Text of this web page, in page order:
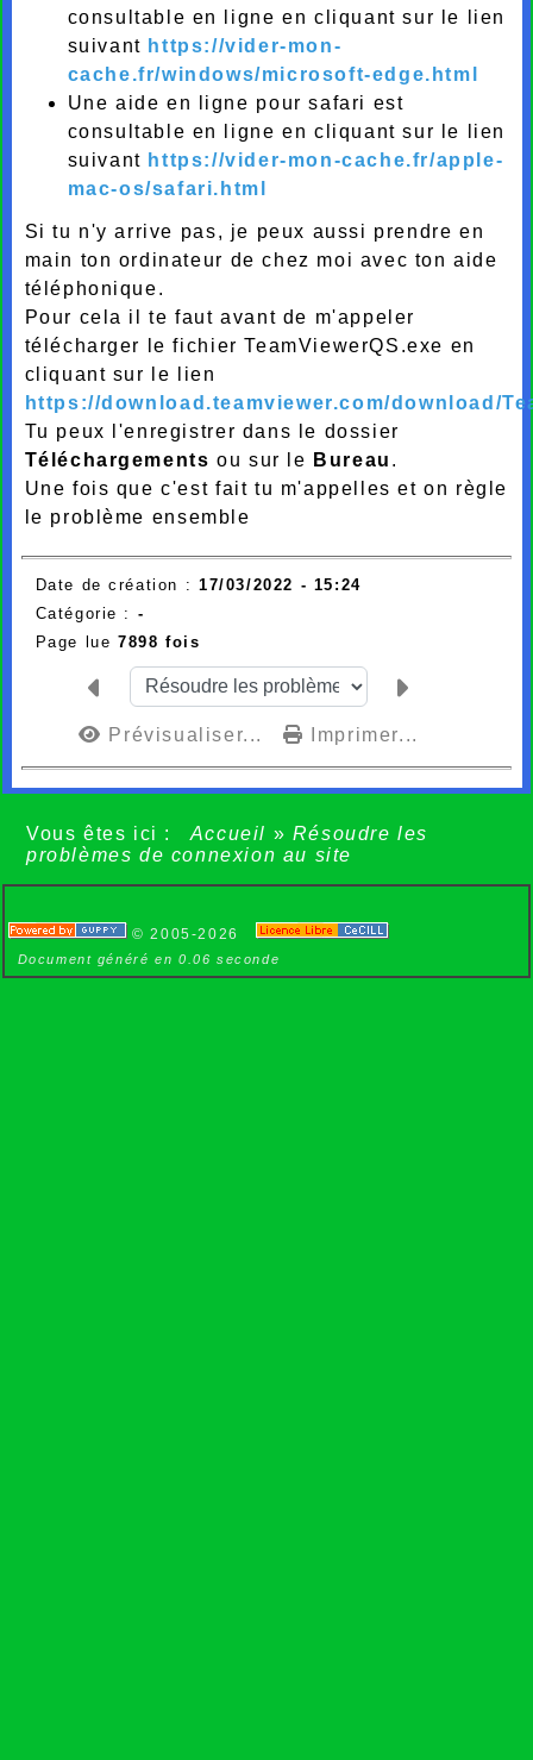
consultable en ligne en cliquant sur le lien
suivant https://vider-mon-
cache.fr/windows/microsoft-edge.html
Une aide en ligne pour safari est
consultable en ligne en cliquant sur le lien
suivant https://vider-mon-cache.fr/apple-
mac-os/safari.html
Si tu n'y arrive pas, je peux aussi prendre en
main ton ordinateur de chez moi avec ton aide
téléphonique.
Pour cela il te faut avant de m'appeler
télécharger le fichier TeamViewerQS.exe en
cliquant sur le lien
https://download.teamviewer.com/download/
Tu peux l'enregistrer dans le dossier
Téléchargements ou sur le Bureau .
Une fois que c'est fait tu m'appelles et on règle
le problème ensemble
Date de création : 17/03/2022 - 15:24
Catégorie : -
Page lue 7898 fois
Prévisualiser... Imprimer...
Vous êtes ici : Accueil » Résoudre les
problèmes de connexion au site
© 2005-2026
Document généré en 0.06 seconde